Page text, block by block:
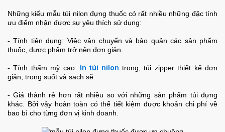
Những kiểu mẫu túi nilon đựng thuốc có rất nhiều những đặc tính
ưu điểm nhận được sự yêu thích sử dụng:
- Tính tiện dụng: Việc vận chuyển và bảo quản các sản phẩm
thuốc, dược phẩm trở nên đơn giản.
- Tính thẩm mỹ cao: In túi nilon trong, túi zipper thiết kế đơn
giản, trong suốt và sạch sẽ.
- Giá thành rẻ hơn rất nhiều so với những sản phẩm túi đựng
khác. Bởi vậy hoàn toàn có thể tiết kiệm được khoản chi phí về
bao bì cho từng đơn vị kinh doanh.